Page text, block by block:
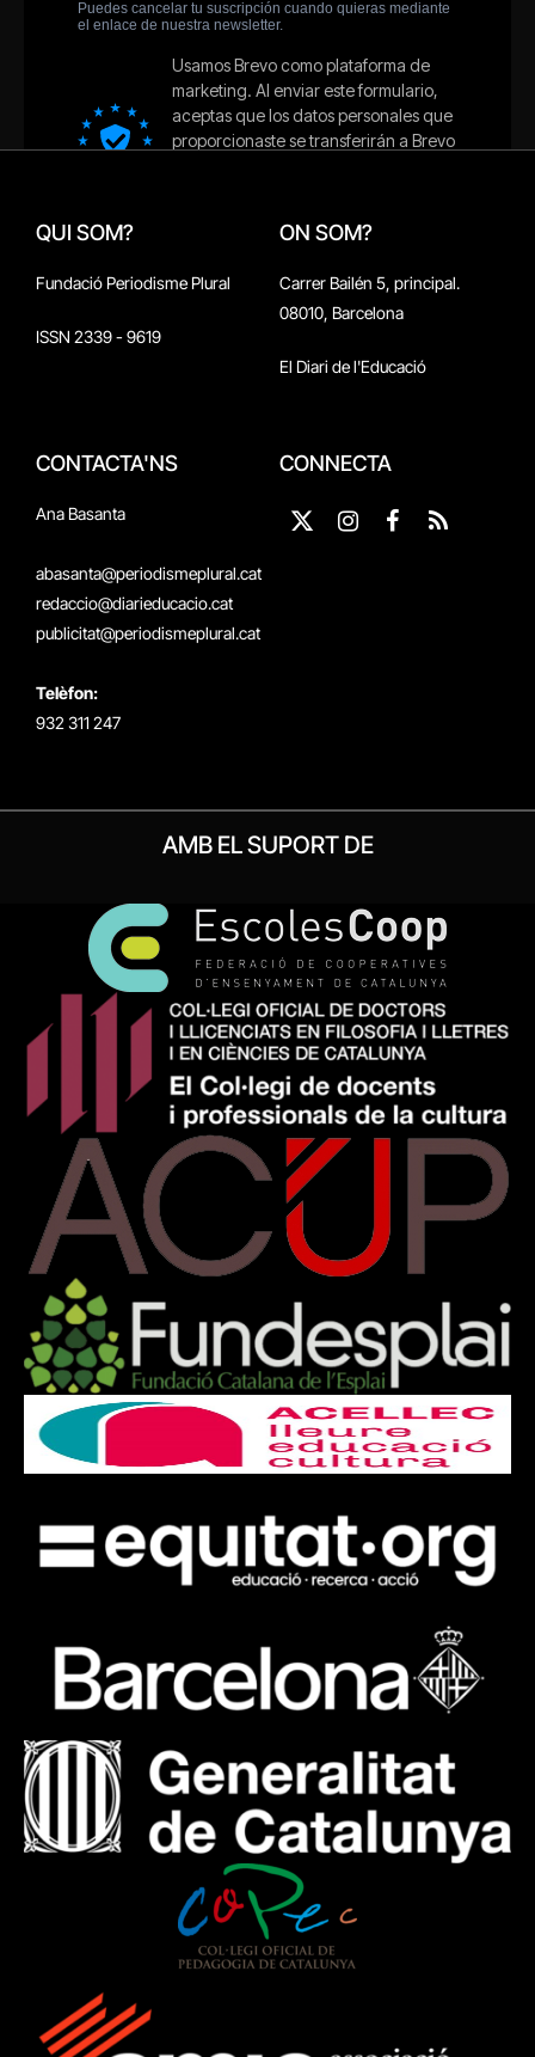
QUI SOM?
Fundació Periodisme Plural
ISSN 2339 - 9619
ON SOM?
Carrer Bailén 5, principal.
08010, Barcelona
El Diari de l'Educació
CONTACTA'NS
Ana Basanta
abasanta@periodismeplural.cat
redaccio@diarieducacio.cat
publicitat@periodismeplural.cat
Telèfon:
932 311 247
CONNECTA
X
Instagram
Facebook
RSS
AMB EL SUPORT DE